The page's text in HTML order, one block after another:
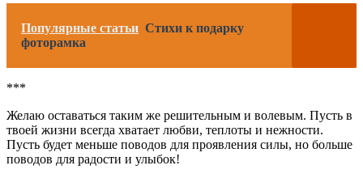
Популярные статьи Стихи к подарку
фоторамка
***
Желаю оставаться таким же решительным и волевым. Пусть в
твоей жизни всегда хватает любви, теплоты и нежности.
Пусть будет меньше поводов для проявления силы, но больше
поводов для радости и улыбок!